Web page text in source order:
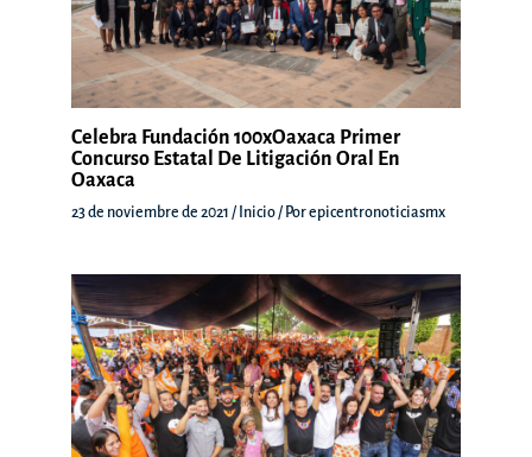
Celebra Fundación 100xOaxaca Primer
Concurso Estatal De Litigación Oral En
Oaxaca
23 de noviembre de 2021 / Inicio/ Porepicentronoticiasmx